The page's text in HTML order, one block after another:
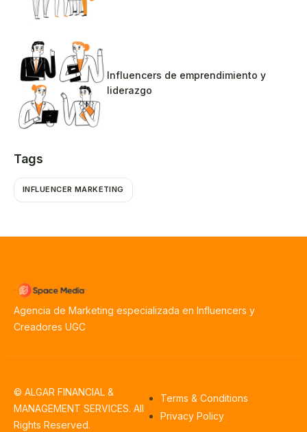
Influencers de emprendimiento y
liderazgo
Tags
INFLUENCER MARKETING
Agencia de Marketing especializada en Influencers y
Creadores UGC
© ALGAR FINANCIAL &
MANAGEMENT SERVICES. All
Rights Reserved.
Terms & Conditions
Privacy Policy